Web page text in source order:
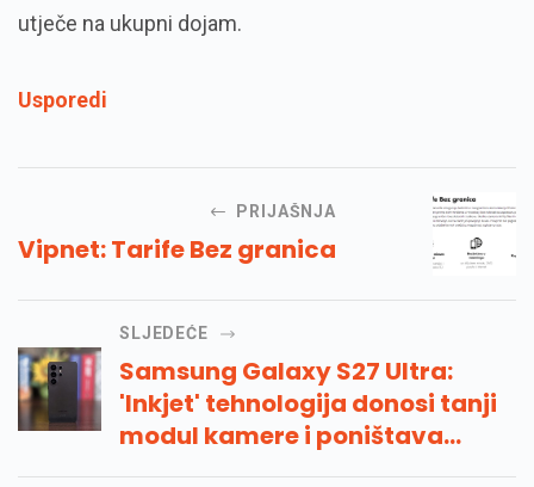
utječe na ukupni dojam.
Usporedi
PRIJAŠNJA
Vipnet: Tarife Bez granica
SLJEDEĆE
Samsung Galaxy S27 Ultra:
'Inkjet' tehnologija donosi tanji
modul kamere i poništava
odsjaj